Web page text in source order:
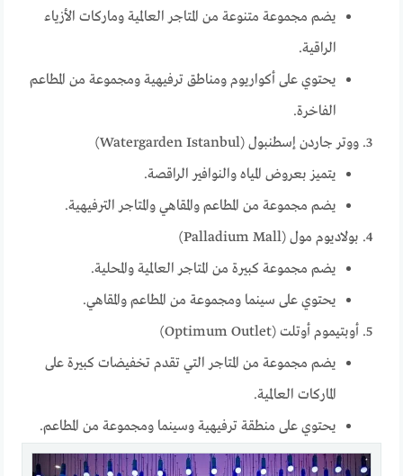
يضم مجموعة متنوعة من المتاجر العالمية وماركات الأزياء
الراقية.
يحتوي على أكواريوم ومناطق ترفيهية ومجموعة من المطاعم
الفاخرة.
ووتر جاردن إسطنبول (Watergarden Istanbul)
يتميز بعروض المياه والنوافير الراقصة.
يضم مجموعة من المطاعم والمقاهي والمتاجر الترفيهية.
بولاديوم مول (Palladium Mall)
يضم مجموعة كبيرة من المتاجر العالمية والمحلية.
يحتوي على سينما ومجموعة من المطاعم والمقاهي.
أوبتيموم أوتلت (Optimum Outlet)
يضم مجموعة من المتاجر التي تقدم تخفيضات كبيرة على
الماركات العالمية.
يحتوي على منطقة ترفيهية وسينما ومجموعة من المطاعم.